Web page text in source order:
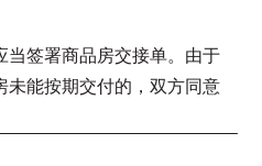
当签署商品房交接单。由于
未能按期交付的，双方同意